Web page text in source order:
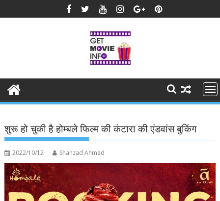
to
शुरू हो चुकी है होम्बले फिल्म की कंटारा की एंडवांस बुकिंग
2022/10/12 Shahzad Ahmed